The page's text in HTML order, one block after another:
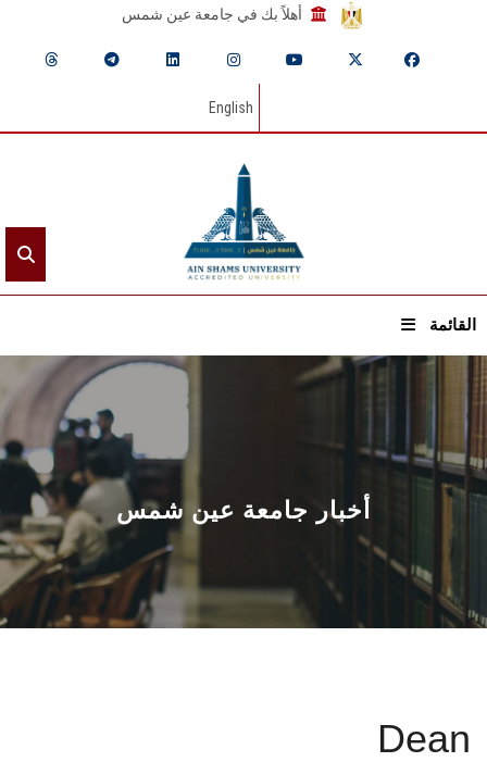
أهلاً بك في جامعة عين شمس
English
القائمة
الرئيسيـة
عن الجامعة
القطاعـات
الشئون الأكاديمية
البحث العلمي
أخبار جامعة عين شمس
Dean